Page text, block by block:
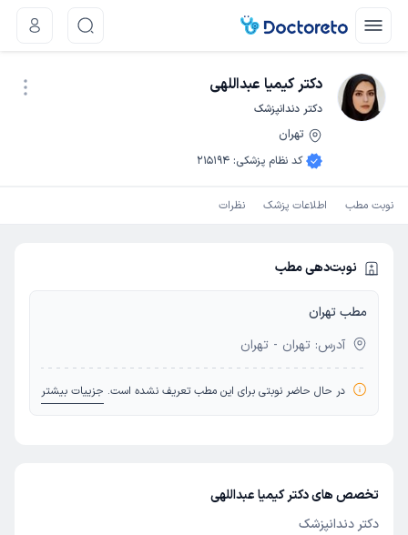
دکتر کیمیا عبداللهی
دکتر دندانپزشک
تهران
کد نظام پزشکی:
215194
نوبت مطب اطلاعات پزشک نظرات
نوبت‌دهی مطب
مطب تهران
آدرس: تهران - تهران
در حال حاضر نوبتی برای این مطب تعریف نشده است. جزییات بیشتر
تخصص های دکتر کیمیا عبداللهی
دکتر دندانپزشک